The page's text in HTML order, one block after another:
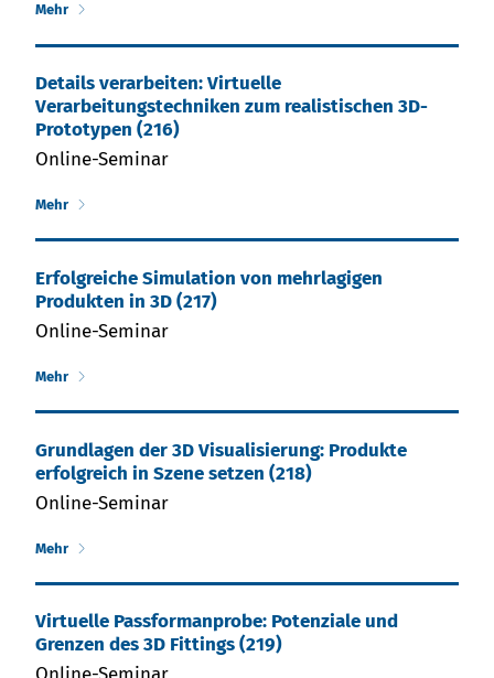
Mehr
Details verarbeiten: Virtuelle
Verarbeitungstechniken zum realistischen 3D-
Prototypen (216)
Online-Seminar
Mehr
Erfolgreiche Simulation von mehrlagigen
Produkten in 3D (217)
Online-Seminar
Mehr
Grundlagen der 3D Visualisierung: Produkte
erfolgreich in Szene setzen (218)
Online-Seminar
Mehr
Virtuelle Passformanprobe: Potenziale und
Grenzen des 3D Fittings (219)